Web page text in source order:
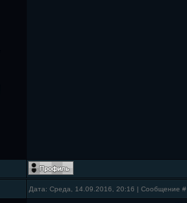
Дата: Среда, 14.09.2016, 20:16 | Сообщение #